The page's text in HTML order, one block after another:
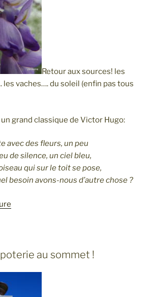
Retour aux sources! les
vaches…. du soleil (enfin pas tous
grand classique de Victor Hugo:
avec des fleurs, un peu
de silence, un ciel bleu,
qui sur le toit se pose,
besoin avons-nous d’autre chose ?
de
au sommet !